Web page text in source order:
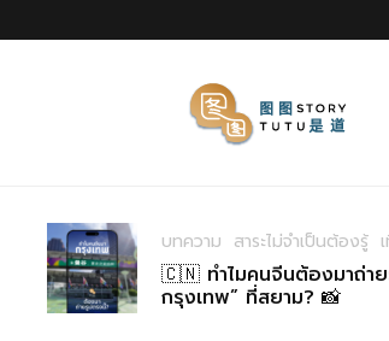
บทความ สาระไม่จำเป็นต้องรู้
🇨🇳 ทำไมคนจีนต้องมาถ่าย
กรุงเทพ” ที่สยาม? 📸